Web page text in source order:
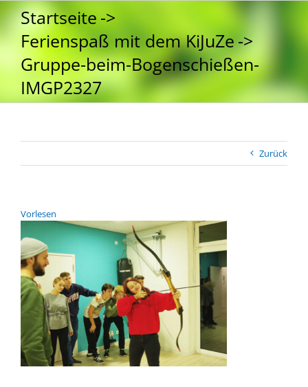
Startseite
Ferienspaß mit dem KiJuZe
Gruppe-beim-Bogenschießen-
IMGP2327
Zurück
Vor­le­sen